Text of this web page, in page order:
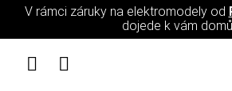
Přejít na obsah
V rámci záruky na elektromodely od
dojede k vám